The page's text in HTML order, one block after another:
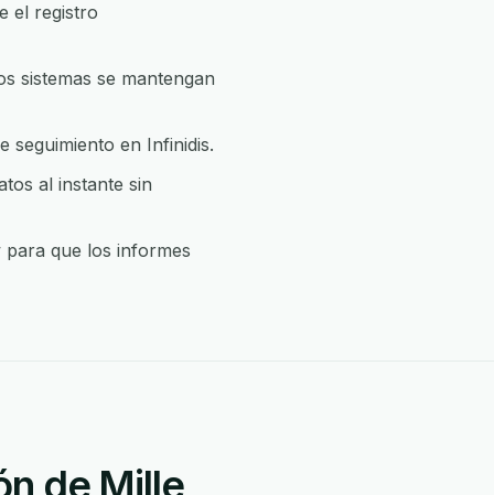
el registro
sistemas se mantengan
seguimiento en Infinidis.
al instante sin
que los informes
de Mille